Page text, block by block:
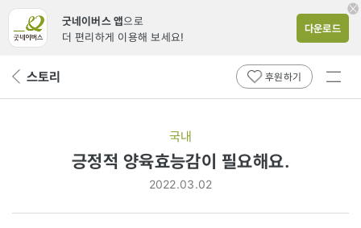
굿네이버스 앱으로
더 편리하게 이용해 보세요!
다운로드
뒤 스토리 후원하기
전체
국내
긍정적 양육효능감이 필요해요.
2022.03.02